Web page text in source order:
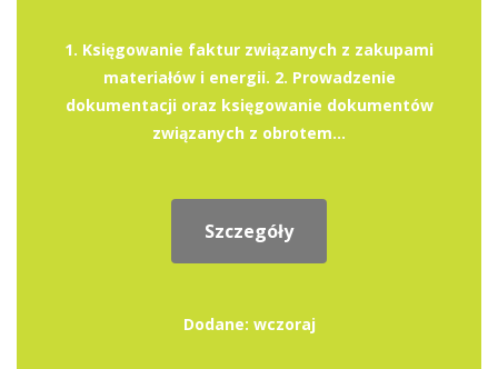
1. Księgowanie faktur związanych z zakupami
materiałów i energii. 2. Prowadzenie
dokumentacji oraz księgowanie dokumentów
związanych z obrotem...
Szczegóły
Dodane: wczoraj